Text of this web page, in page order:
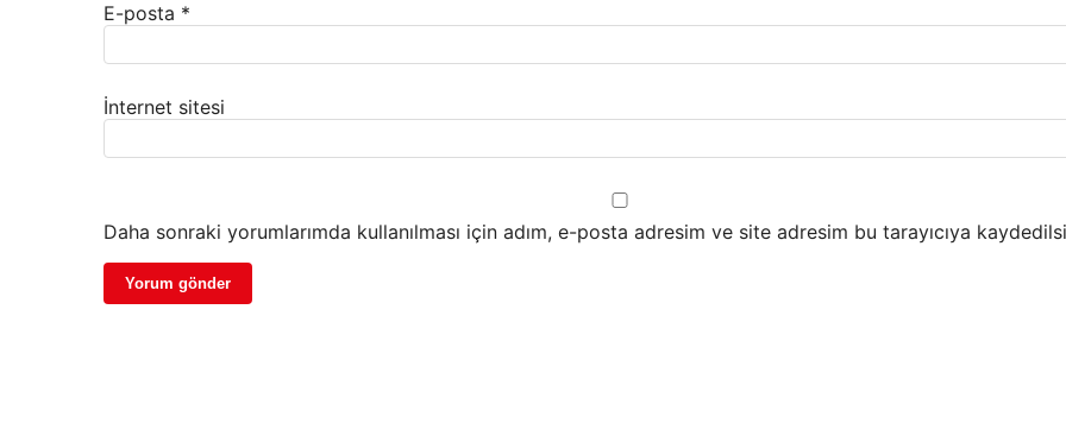
E-posta *
İnternet sitesi
Daha sonraki yorumlarımda kullanılması için adım, e-posta adresim ve site adresim bu tarayıcıya